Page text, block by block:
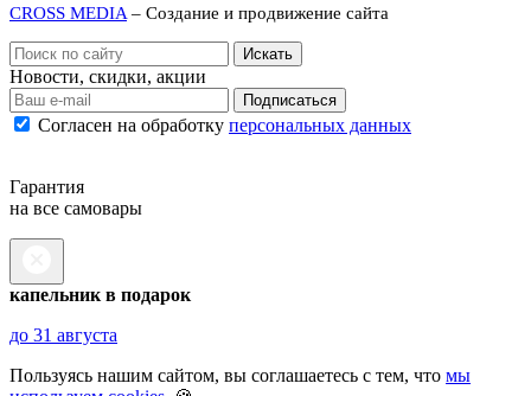
CROSS MEDIA – Создание и продвижение сайта
Новости, скидки, акции
Подписаться
Согласен на обработку персональных данных
Гарантия
на все самовары
капельник в подарок
до 31 августа
Пользуясь нашим сайтом, вы соглашаетесь с тем, что мы